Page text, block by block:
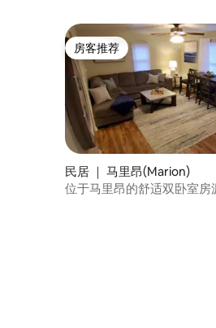
房客推荐
房客推荐
民居 ｜ 马里昂(Marion)
位于马里昂的舒适双卧室房